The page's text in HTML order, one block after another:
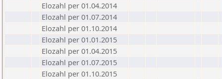
Elozahl per 01.04.2014
Elozahl per 01.07.2014
Elozahl per 01.10.2014
Elozahl per 01.01.2015
Elozahl per 01.04.2015
Elozahl per 01.07.2015
Elozahl per 01.10.2015